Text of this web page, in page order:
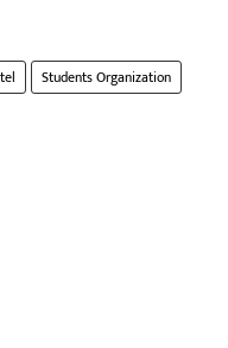
Students Organization